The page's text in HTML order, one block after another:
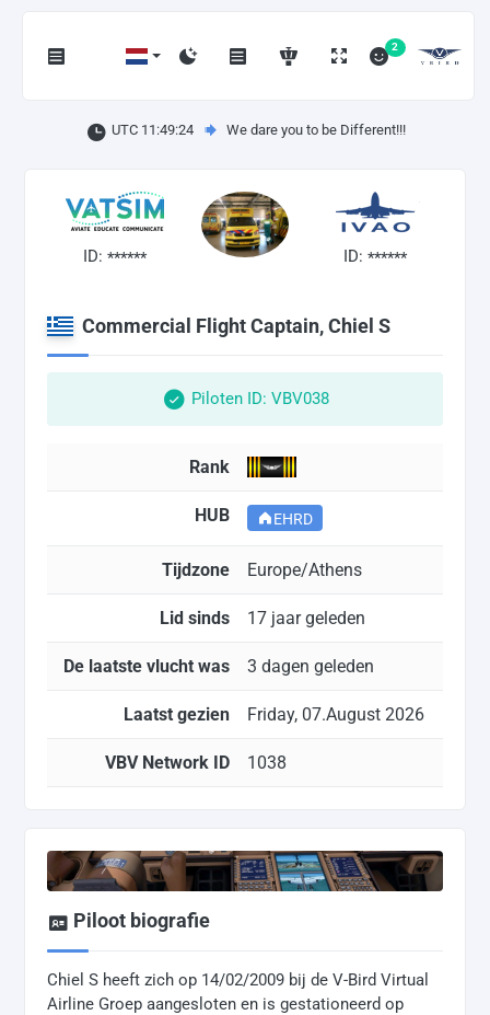
2
UTC 11:49:25 We dare you to be Different!!!
ID: ****** ID: ******
Commercial Flight Captain, Chiel S
Piloten ID: VBV038
Rank
HUB EHRD
Tijdzone Europe/Athens
Lid sinds 17 jaar geleden
De laatste vlucht was 3 dagen geleden
Laatst gezien Friday, 07.August 2026
VBV Network ID 1038
Piloot biografie
Chiel S heeft zich op 14/02/2009 bij de V-Bird Virtual
Airline Groep aangesloten en is gestationeerd op